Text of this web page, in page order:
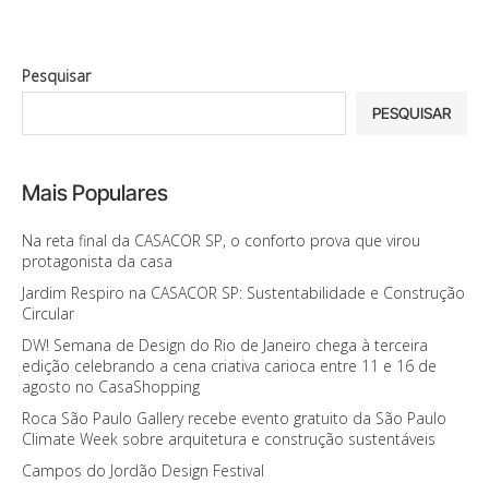
Pesquisar
PESQUISAR
Mais Populares
Na reta final da CASACOR SP, o conforto prova que virou
protagonista da casa
Jardim Respiro na CASACOR SP: Sustentabilidade e Construção
Circular
DW! Semana de Design do Rio de Janeiro chega à terceira
edição celebrando a cena criativa carioca entre 11 e 16 de
agosto no CasaShopping
Roca São Paulo Gallery recebe evento gratuito da São Paulo
Climate Week sobre arquitetura e construção sustentáveis
Campos do Jordão Design Festival